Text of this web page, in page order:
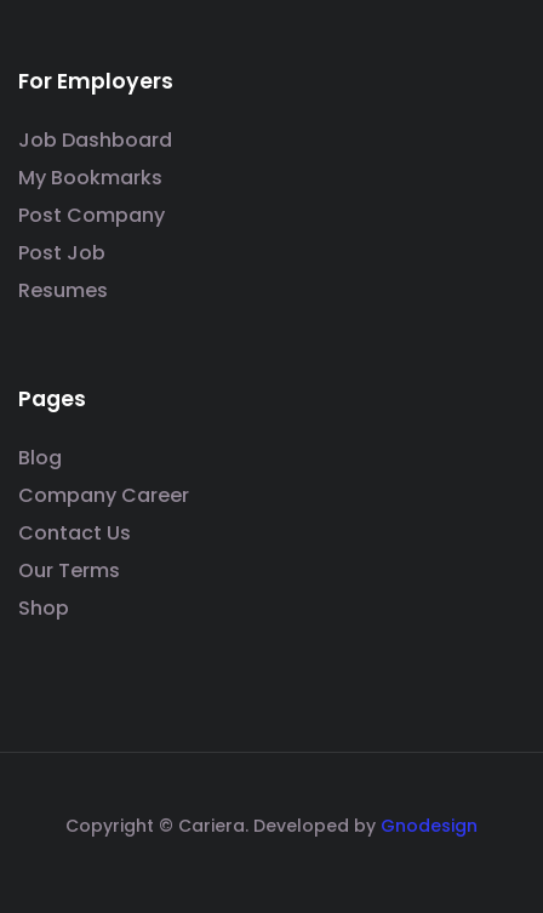
For Employers
Job Dashboard
My Bookmarks
Post Company
Post Job
Resumes
Pages
Blog
Company Career
Contact Us
Our Terms
Shop
Copyright © Cariera. Developed by Gnodesign